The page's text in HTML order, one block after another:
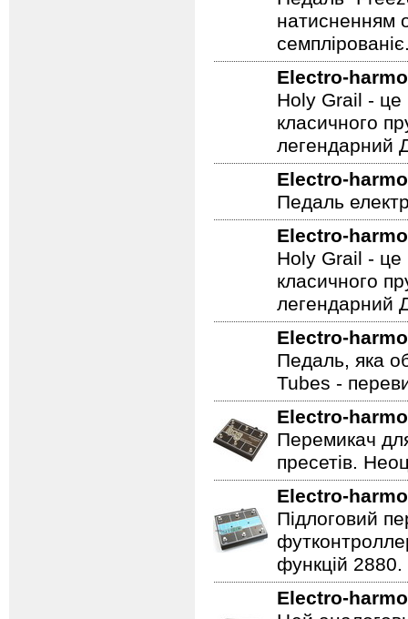
Electro-
Педаль
натисненням
Electro-
Holy Grail - це
класичного
легендарний
Electro-
Педаль
Electro-
Holy Grail - це
класичного
легендарний
Electro-
Педаль, яка
Tubes -
Electro-
Перемикач
пресетів.
Electro-
Підлоговий
функцій 2880.